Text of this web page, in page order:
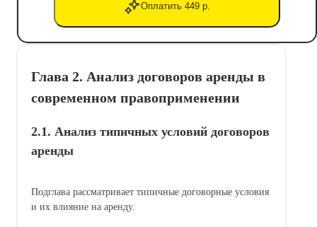
Оплатить 449 р.
Глава 2. Анализ договоров аренды в
современном правоприменении
2.1. Анализ типичных условий договоров
аренды
Подглава рассматривает типичные договорные условия
и их влияние на аренду.